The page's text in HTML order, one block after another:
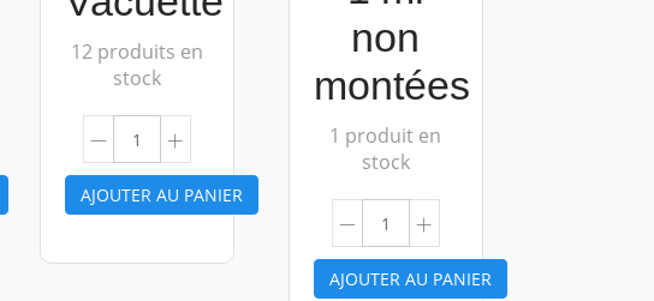
12 produits en
stock
AJOUTER AU PANIER
non
montées
1 produit en
stock
AJOUTER AU PANIER